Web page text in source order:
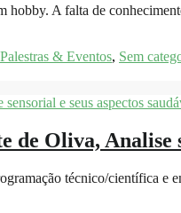
A falta de
Palestras & Eventos, Sem
Oliva, Analise
técnico/científica